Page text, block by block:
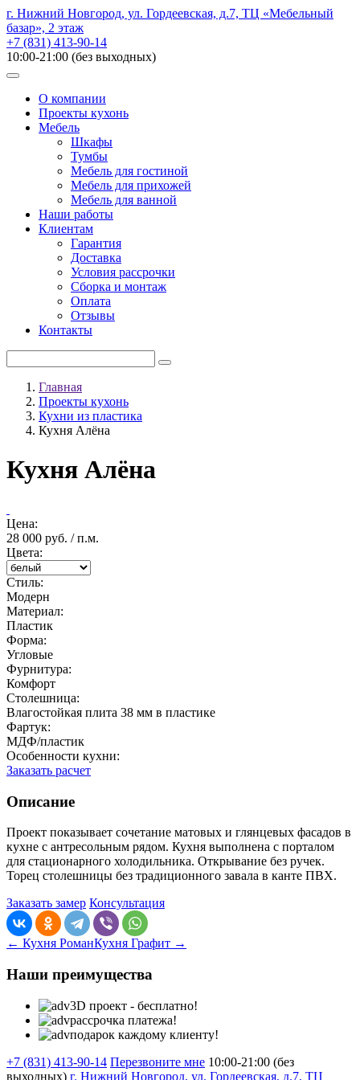
г. Нижний Новгород, ул. Гордеевская, д.7, ТЦ «Мебельный
базар», 2 этаж
+7 (831) 413-90-14
10:00-21:00 (без выходных)
О компании
Проекты кухонь
Мебель
Шкафы
Тумбы
Мебель для гостиной
Мебель для прихожей
Мебель для ванной
Наши работы
Клиентам
Гарантия
Доставка
Условия рассрочки
Сборка и монтаж
Оплата
Отзывы
Контакты
Главная
Проекты кухонь
Кухни из пластика
Кухня Алёна
Кухня Алёна
Цена:
28 000 руб. / п.м.
Цвета:
Стиль:
Модерн
Материал:
Пластик
Форма:
Угловые
Фурнитура:
Комфорт
Столешница:
Влагостойкая плита 38 мм в пластике
Фартук:
МДФ/пластик
Особенности кухни:
Заказать расчет
Описание
Проект показывает сочетание матовых и глянцевых фасадов в
кухне с антресольным рядом. Кухня выполнена с порталом
для стационарного холодильника. Открывание без ручек.
Торец столешницы без традиционного завала в канте ПВХ.
Заказать замер Консультация
← Кухня РоманКухня Графит →
Наши преимущества
3D проект - бесплатно!
рассрочка платежа!
подарок каждому клиенту!
+7 (831) 413-90-14 Перезвоните мне 10:00-21:00 (без
выходных) г. Нижний Новгород, ул. Гордеевская, д.7, ТЦ